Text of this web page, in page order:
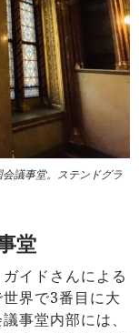
議事堂。ステンドグラ
堂
イドさんによる
界で3番目に大
事堂内部には、